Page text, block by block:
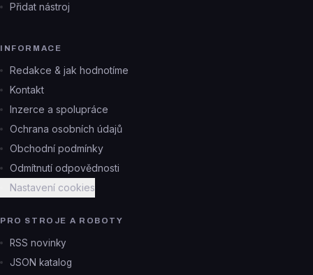
Přidat nástroj
INFORMACE
Redakce & jak hodnotíme
Kontakt
Inzerce a spolupráce
Ochrana osobních údajů
Obchodní podmínky
Odmítnutí odpovědnosti
Nastavení cookies
PRO STROJE A ROBOTY
RSS novinky
JSON katalog